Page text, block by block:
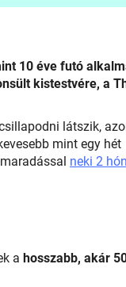
10 éve futó
kistestvére, a
látszik,
mint egy hét
neki 2
a hosszabb, akár